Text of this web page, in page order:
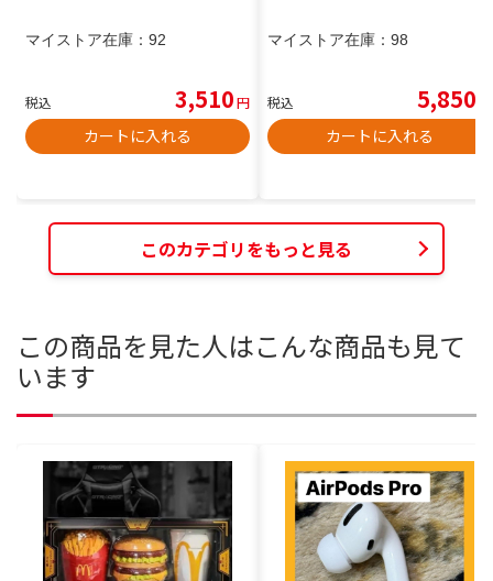
マイストア在庫： 92
税込 3,510円
カートに入れる
マイストア在庫： 98
税込 5,850
カートに入れる
このカテゴリをもっと見る
この商品を見た人はこんな商品も見て
います